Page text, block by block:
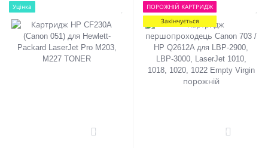
Уцінка
0
ПОРОЖНIЙ КАРТРИДЖ
Закінчується
0